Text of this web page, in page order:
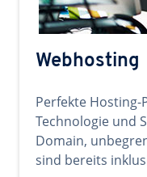
Webhosting
Perfekte
Technologie und
Domain,
sind bereits